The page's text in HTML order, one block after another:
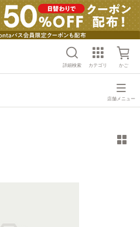
詳細検索 カテゴリ かご
店舗メニュー